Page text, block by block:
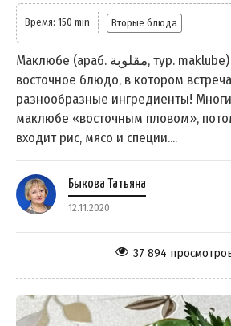
Время: 150 min Вторые блюда
Маклюбе (араб. مقلوبة‎, тур. maklube) – знаменитое
восточное блюдо, в котором
разнообразные ингредиенты!
маклюбе «восточным пловом»,
входит рис, мясо и специи....
Быкова Татьяна
12.11.2020
37 894